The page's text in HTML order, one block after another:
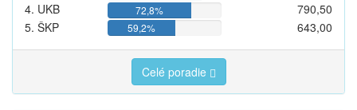
4. UKB
72,8%
790,50
5. ŠKP
59,2% 643,00
Celé poradie